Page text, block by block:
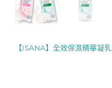
【ISANA】全效保濕精華凝乳